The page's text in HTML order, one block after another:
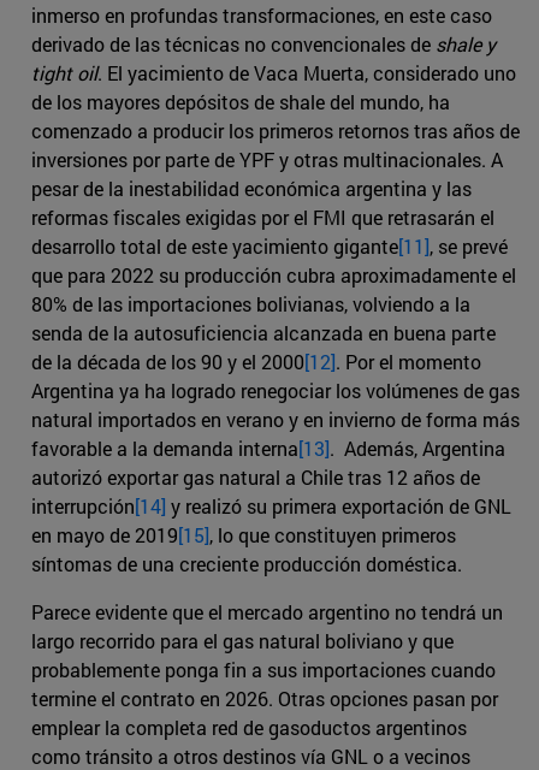
inmerso en profundas transformaciones, en este caso
derivado de las técnicas no convencionales de shale y
tight oil. El yacimiento de Vaca Muerta, considerado uno
de los mayores depósitos de shale del mundo, ha
comenzado a producir los primeros retornos tras años de
inversiones por parte de YPF y otras multinacionales. A
pesar de la inestabilidad económica argentina y las
reformas fiscales exigidas por el FMI que retrasarán el
desarrollo total de este yacimiento gigante[11], se prevé
que para 2022 su producción cubra aproximadamente el
80% de las importaciones bolivianas, volviendo a la
senda de la autosuficiencia alcanzada en buena parte
de la década de los 90 y el 2000[12]. Por el momento
Argentina ya ha logrado renegociar los volúmenes de gas
natural importados en verano y en invierno de forma más
favorable a la demanda interna[13]. Además, Argentina
autorizó exportar gas natural a Chile tras 12 años de
interrupción[14] y realizó su primera exportación de GNL
en mayo de 2019[15], lo que constituyen primeros
síntomas de una creciente producción doméstica.
Parece evidente que el mercado argentino no tendrá un
largo recorrido para el gas natural boliviano y que
probablemente ponga fin a sus importaciones cuando
termine el contrato en 2026. Otras opciones pasan por
emplear la completa red de gasoductos argentinos
como tránsito a otros destinos vía GNL o a vecinos